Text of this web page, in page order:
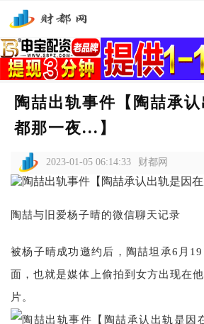
陶喆出轨事件【陶喆承
都那一夜...】
2023-01-05 06:14:33 财都网
陶喆与旧爱杨子晴的微信聊天记录
被杨子晴成功邀约后，陶喆坦承6月
面，也就是媒体上偷拍到女方出现在
片。